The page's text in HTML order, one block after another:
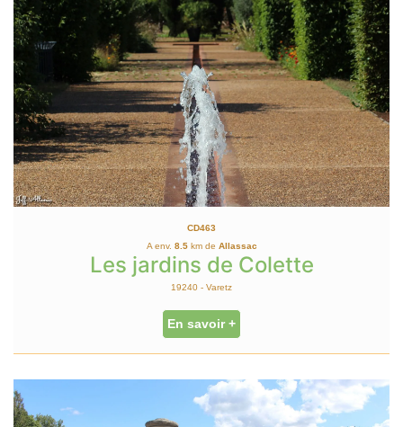
CD463
A env. 8.5km de Allassac
Les jardins de Colette
19240 - Varetz
En savoir +